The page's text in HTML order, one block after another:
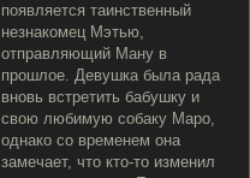
появляется таинственный
незнакомец Мэтью,
отправляющий Ману в
прошлое. Девушка была рада
вновь встретить бабушку и
свою любимую собаку Маро,
однако со временем она
замечает, что кто-то изменил